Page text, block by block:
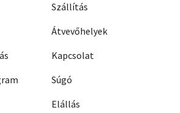
Szállítás
Átvevőhelyek
Kapcsolat
Súgó
Elállás